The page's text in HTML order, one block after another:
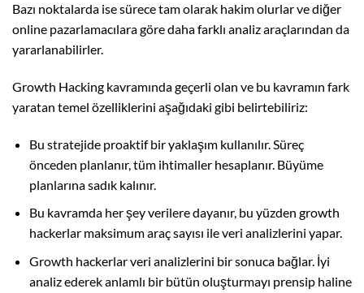
Bazı noktalarda ise sürece tam olarak hakim olurlar ve diğer
online pazarlamacılara göre daha farklı analiz araçlarından da
yararlanabilirler.
Growth Hacking kavramında geçerli olan ve bu kavramın fark
yaratan temel özelliklerini aşağıdaki gibi belirtebiliriz:
Bu stratejide proaktif bir yaklaşım kullanılır. Süreç
önceden planlanır, tüm ihtimaller hesaplanır. Büyüme
planlarına sadık kalınır.
Bu kavramda her şey verilere dayanır, bu yüzden growth
hackerlar maksimum araç sayısı ile veri analizlerini yapar.
Growth hackerlar veri analizlerini bir sonuca bağlar. İyi
analiz ederek anlamlı bir bütün oluşturmayı prensip haline